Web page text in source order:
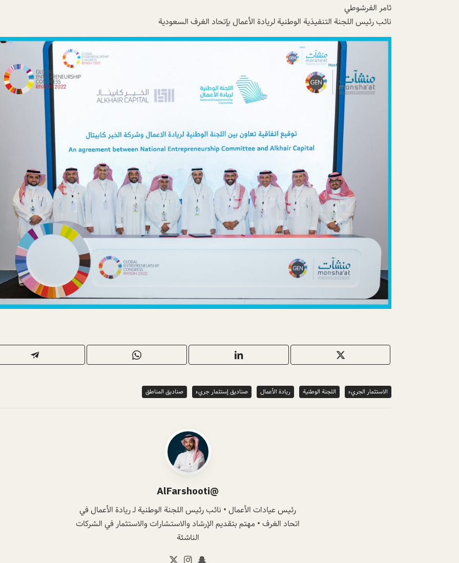
ثامر الفرشوطي
نائب رئيس اللجنة التنفيذية الوطنية لريادة الأعمال بإتحاد الغرف السعودية
الاستثمار الجريء اللجنة الوطنية ريادة الأعمال صناديق إستثمار جريء صناديق المناطق
@AlFarshooti
رئيس عيادات الأعمال • نائب رئيس اللجنة الوطنية لـ ريادة الأعمال في
اتحاد الغرف • مهتم بتقديم الإرشاد والاستشارات والاستثمار في الشركات
الناشئة